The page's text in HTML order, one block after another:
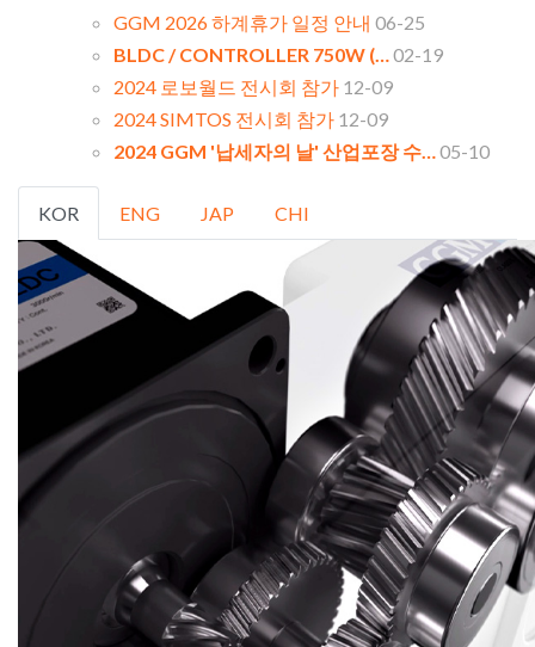
GGM 2026 하계휴가 일정 안내 06-25
BLDC / CONTROLLER 750W (…02-19
2024 로보월드 전시회 참가 12-09
2024 SIMTOS 전시회 참가 12-09
2024 GGM '납세자의 날' 산업포장 수…05-10
KOR ENG JAP CHI